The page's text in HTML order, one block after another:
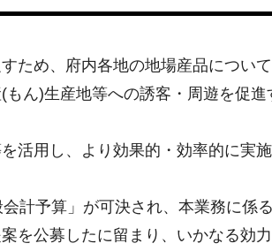
ため、府内各地の地場産品につい
ん)生産地等への誘客・周遊を促
用し、より効果的・効率的に実
計予算」が可決され、本業務に係
を公募したに留まり、いかなる効力